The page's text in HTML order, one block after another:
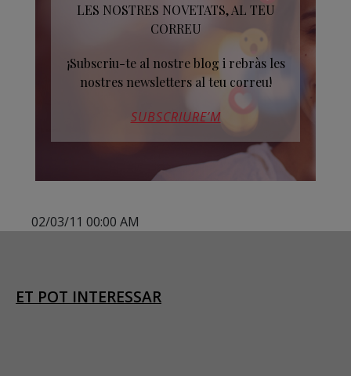
LES NOSTRES NOVETATS, AL TEU
CORREU
¡Subscriu-te al nostre blog i rebràs les
nostres newsletters al teu correu!
SUBSCRIURE’M
02/03/11 00:00 AM
ET POT INTERESSAR